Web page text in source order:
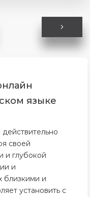
языке
своей
и глубокой
и
близкими и
установить с